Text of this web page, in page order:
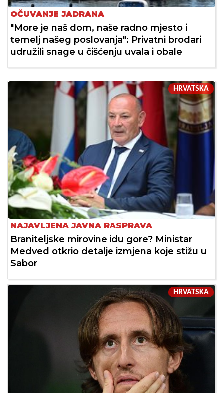
OČUVANJE JADRANA
"More je naš dom, naše radno mjesto i
temelj našeg poslovanja": Privatni brodari
udružili snage u čišćenju uvala i obale
HRVATSKA
NAJAVLJENA JAVNA RASPRAVA
Braniteljske mirovine idu gore? Ministar
Medved otkrio detalje izmjena koje stižu u
Sabor
HRVATSKA